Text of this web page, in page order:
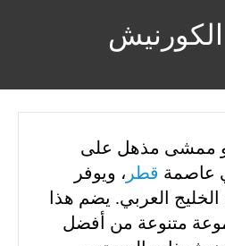
ممشى مذهل على
عاصمة قطر ، ويوفر
الخليج العربي. يضم هذا
متنوعة من أفضل